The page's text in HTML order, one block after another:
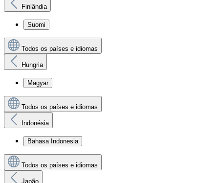
Finlândia
Suomi
Todos os países e idiomas
Hungria
Magyar
Todos os países e idiomas
Indonésia
Bahasa Indonesia
Todos os países e idiomas
Japão